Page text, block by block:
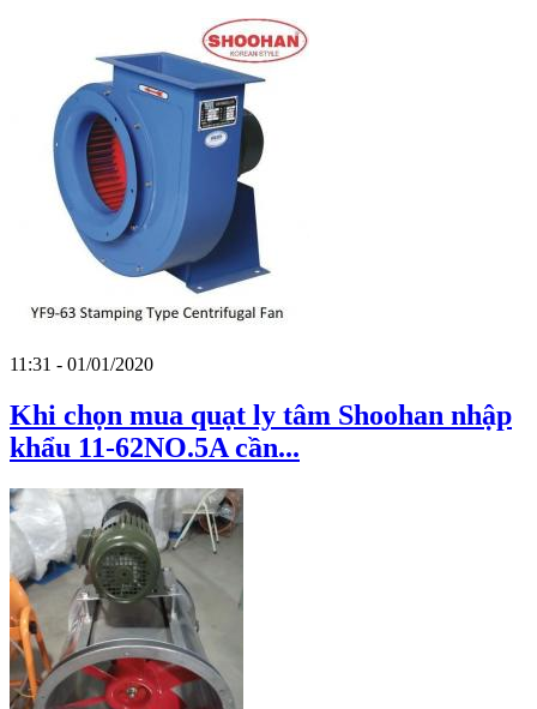
11:31 - 01/01/2020
Khi chọn mua quạt ly tâm Shoohan nhập
khẩu 11-62NO.5A cần...